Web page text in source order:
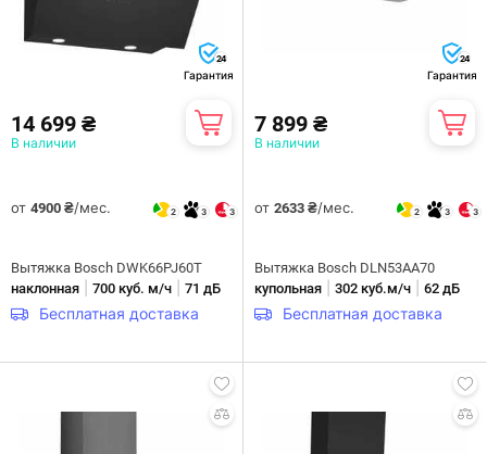
24
Гарантия
14 699 ₴
В наличии
от 4900 ₴/мес. 2 3 3
Вытяжка Bosch DWK66PJ60T
наклонная
700 куб. м/ч 71 дБ
Бесплатная доставка
24
Гарантия
7 899 ₴
В наличии
от 2633 ₴/мес. 2 3 3
Вытяжка Bosch DLN53AA70
купольная
302 куб.м/ч 62 дБ
Бесплатная доставка